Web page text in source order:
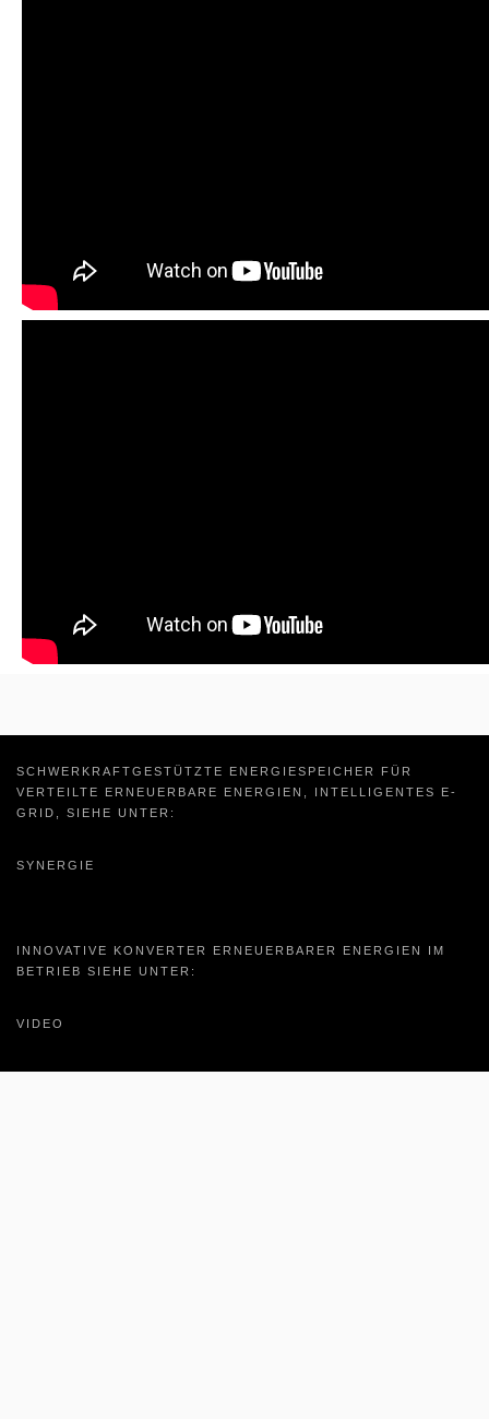
SCHWERKRAFTGESTÜTZTE ENERGIESPEICHER FÜR
VERTEILTE ERNEUERBARE ENERGIEN, INTELLIGENTES E-
GRID, SIEHE UNTER:
SYNERGIE
INNOVATIVE KONVERTER ERNEUERBARER ENERGIEN IM
BETRIEB SIEHE UNTER:
VIDEO